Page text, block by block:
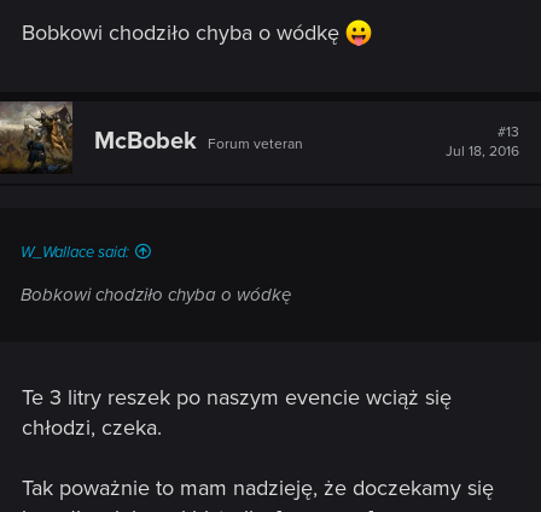
Bobkowi chodziło chyba o wódkę
McBobek Forum veteran
#13
Jul 18, 2016
W_Wallace said:
Bobkowi chodziło chyba o wódkę
Te 3 litry reszek po naszym evencie wciąż się
chłodzi, czeka.
Tak poważnie to mam nadzieję, że doczekamy się